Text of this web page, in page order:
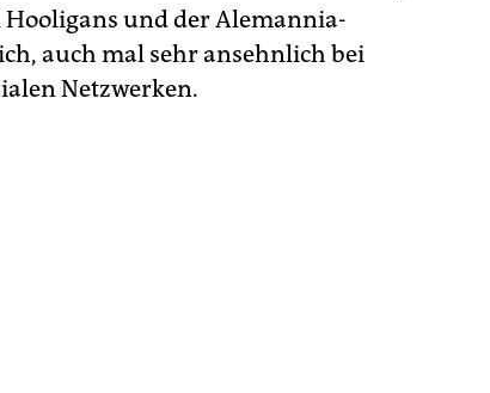
und der Alemannia-
auch mal sehr ansehnlich bei
Netzwerken.